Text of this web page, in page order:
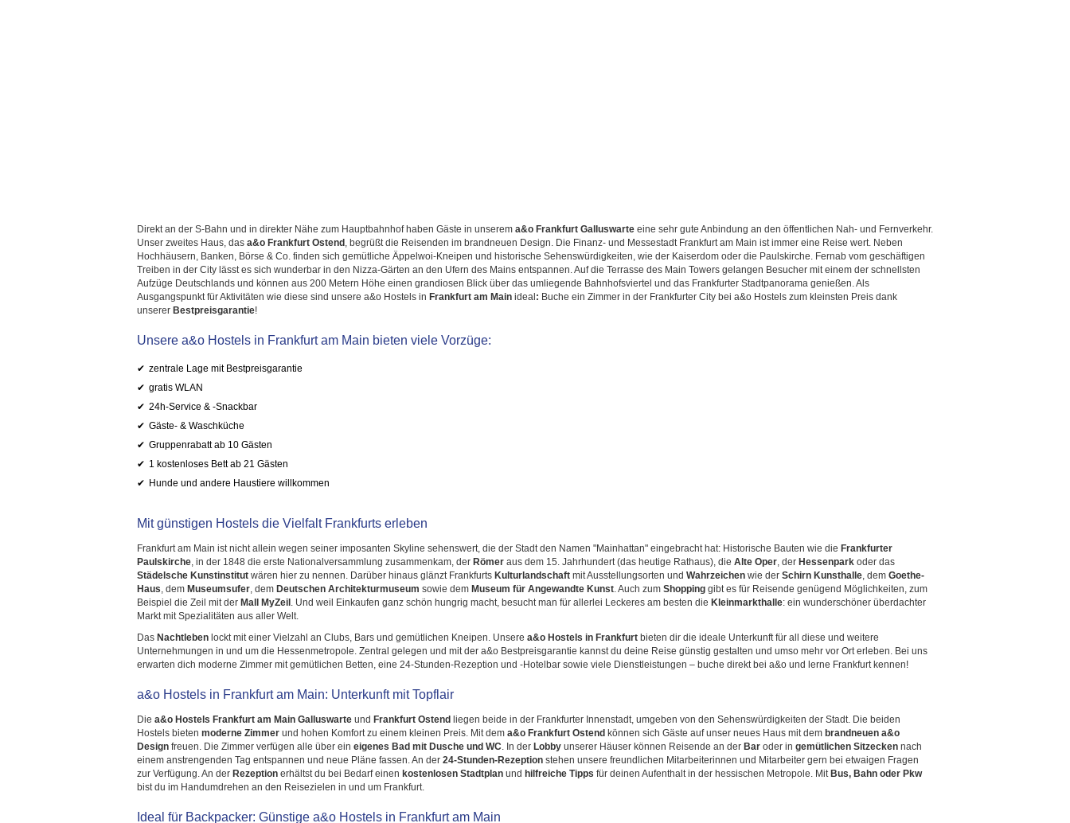
Direkt an der S-Bahn und in direkter Nähe zum Hauptbahnhof haben Gäste in unserem a&o Frankfurt Galluswarte eine sehr gute Anbindung an den öffentlichen Nah- und Fernverkehr.
Unser zweites Haus, das a&o Frankfurt Ostend , begrüßt die Reisenden im brandneuen Design. Die Finanz- und Messestadt Frankfurt am Main ist immer eine Reise wert. Neben
Hochhäusern, Banken, Börse & Co. finden sich gemütliche Äppelwoi-Kneipen und historische Sehenswürdigkeiten, wie der Kaiserdom oder die Paulskirche. Fernab vom geschäftigen
Treiben in der City lässt es sich wunderbar in den Nizza-Gärten an den Ufern des Mains entspannen. Auf die Terrasse des Main Towers gelangen Besucher mit einem der schnellsten
Aufzüge Deutschlands und können aus 200 Metern Höhe einen grandiosen Blick über das umliegende Bahnhofsviertel und das Frankfurter Stadtpanorama genießen. Als
Ausgangspunkt für Aktivitäten wie diese sind unsere a&o Hostels in Frankfurt am Main ideal : Buche ein Zimmer in der Frankfurter City bei a&o Hostels zum kleinsten Preis dank
unserer Bestpreisgarantie!
Unsere a&o Hostels in Frankfurt am Main bieten viele Vorzüge:
zentrale Lage mit Bestpreisgarantie
gratis WLAN
24h-Service & -Snackbar
Gäste- & Waschküche
Gruppenrabatt ab 10 Gästen
1 kostenloses Bett ab 21 Gästen
Hunde und andere Haustiere willkommen
Mit günstigen Hostels die Vielfalt Frankfurts erleben
Frankfurt am Main ist nicht allein wegen seiner imposanten Skyline sehenswert, die der Stadt den Namen "Mainhattan" eingebracht hat: Historische Bauten wie die Frankfurter
Paulskirche, in der 1848 die erste Nationalversammlung zusammenkam, der Römer aus dem 15. Jahrhundert (das heutige Rathaus), die Alte Oper, der Hessenpark oder das
Städelsche Kunstinstitut wären hier zu nennen. Darüber hinaus glänzt Frankfurts Kulturlandschaft mit Ausstellungsorten und Wahrzeichen wie der Schirn Kunsthalle, dem Goethe-
Haus, dem Museumsufer, dem Deutschen Architekturmuseum sowie dem Museum für Angewandte Kunst. Auch zum Shopping gibt es für Reisende genügend Möglichkeiten, zum
Beispiel die Zeil mit der Mall MyZeil . Und weil Einkaufen ganz schön hungrig macht, besucht man für allerlei Leckeres am besten die Kleinmarkthalle: ein wunderschöner überdachter
Markt mit Spezialitäten aus aller Welt.
Das Nachtleben lockt mit einer Vielzahl an Clubs, Bars und gemütlichen Kneipen. Unsere a&o Hostels in Frankfurt bieten dir die ideale Unterkunft für all diese und weitere
Unternehmungen in und um die Hessenmetropole. Zentral gelegen und mit der a&o Bestpreisgarantie kannst du deine Reise günstig gestalten und umso mehr vor Ort erleben. Bei uns
erwarten dich moderne Zimmer mit gemütlichen Betten, eine 24-Stunden-Rezeption und -Hotelbar sowie viele Dienstleistungen – buche direkt bei a&o und lerne Frankfurt kennen!
a&o Hostels in Frankfurt am Main: Unterkunft mit Topflair
Die a&o Hostels Frankfurt am Main Galluswarte und Frankfurt Ostend liegen beide in der Frankfurter Innenstadt, umgeben von den Sehenswürdigkeiten der Stadt. Die beiden
Hostels bieten moderne Zimmer und hohen Komfort zu einem kleinen Preis. Mit dem a&o Frankfurt Ostend können sich Gäste auf unser neues Haus mit dem brandneuen a&o
Design freuen. Die Zimmer verfügen alle über ein eigenes Bad mit Dusche und WC. In der Lobby unserer Häuser können Reisende an der Bar oder in gemütlichen Sitzecken nach
einem anstrengenden Tag entspannen und neue Pläne fassen. An der 24-Stunden-Rezeption stehen unsere freundlichen Mitarbeiterinnen und Mitarbeiter gern bei etwaigen Fragen
zur Verfügung. An der Rezeption erhältst du bei Bedarf einen kostenlosen Stadtplan und hilfreiche Tipps für deinen Aufenthalt in der hessischen Metropole. Mit Bus, Bahn oder Pkw
bist du im Handumdrehen an den Reisezielen in und um Frankfurt.
Ideal für Backpacker: Günstige a&o Hostels in Frankfurt am Main